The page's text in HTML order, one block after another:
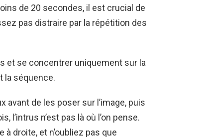
de 20 secondes, il est crucial de
pas distraire par la répétition des
et se concentrer uniquement sur la
la séquence.
avant de les poser sur l’image, puis
n’est pas là où l’on pense.
droite, et n’oubliez pas que